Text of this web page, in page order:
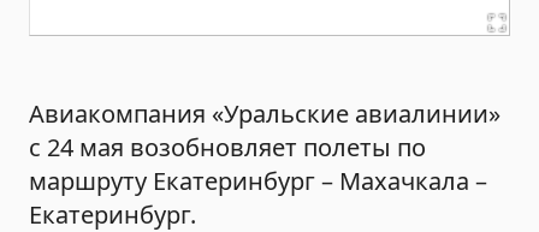
Авиакомпания «Уральские авиалинии»
с 24 мая возобновляет полеты по
маршруту Екатеринбург – Махачкала –
Екатеринбург.